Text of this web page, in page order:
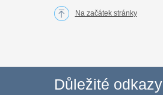
Na začátek stránky
Důležité odkazy